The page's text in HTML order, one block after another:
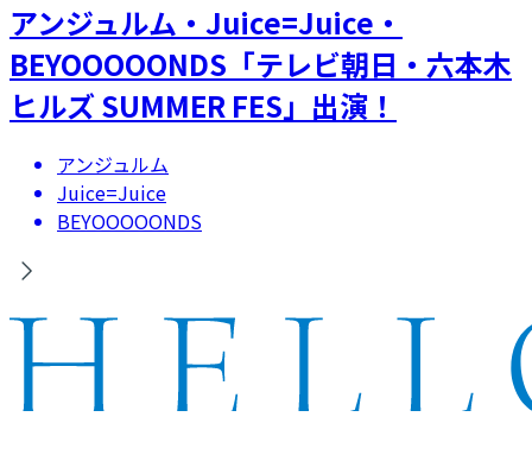
アンジュルム・Juice=Juice・
BEYOOOOONDS「テレビ朝日・六本木
ヒルズ SUMMER FES」出演！
アンジュルム
Juice=Juice
BEYOOOOONDS